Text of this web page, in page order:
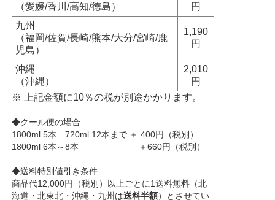
（愛媛/香川/高知/徳島）
円
九州
（福岡/佐賀/長崎/熊本/大分/宮崎/鹿
児島）
1,190
円
沖縄
（沖縄）
2,010
円
※ 上記金額に10％の税が別途かかります。
◆クール便の場合
1800ml 5本 720ml 12本まで ＋ 400円（税別）
1800ml 6本～8本 ＋660円（税別）
◆送料特別値引き条件
商品代12,000円（税別）以上ごとに1送料無料（北
海道・北東北・沖縄・九州は送料半額）とさせてい